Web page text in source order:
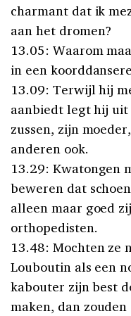
charmant dat ik
aan het dromen?
13.05: Waarom
in een
13.09: Terwijl hij
aanbiedt legt hij
zussen, zijn
anderen ook.
13.29: Kwatongen
beweren dat
alleen maar goed
orthopedisten.
13.48: Mochten ze
Louboutin als een
kabouter zijn best
maken, dan